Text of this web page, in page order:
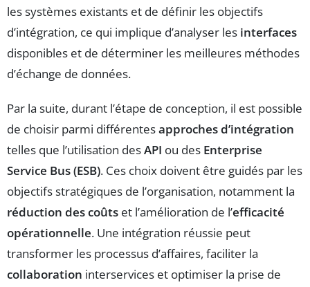
les systèmes existants et de définir les objectifs
d’intégration, ce qui implique d’analyser les interfaces
disponibles et de déterminer les meilleures méthodes
d’échange de données.
Par la suite, durant l’étape de conception, il est possible
de choisir parmi différentesapproches d’intégration
telles que l’utilisation desAPI ou des Enterprise
Service Bus (ESB). Ces choix doivent être guidés par les
objectifs stratégiques de l’organisation, notamment la
réduction des coûts et l’amélioration de l’efficacité
opérationnelle. Une intégration réussie peut
transformer les processus d’affaires, faciliter la
collaboration interservices et optimiser la prise de